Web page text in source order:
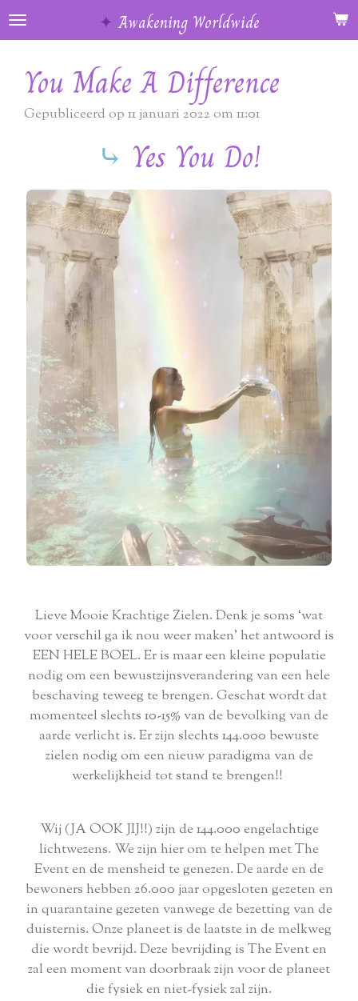
Ga
direct
hoofdinhoud
✦ Awakening Worldwide
You Make A Difference
Gepubliceerd op 11 januari 2022 om 11:01
⤷ Yes You Do!
Lieve Mooie Krachtige Zielen. Denk je soms ‘wat
voor verschil ga ik nou weer maken’ het antwoord is
EEN HELE BOEL. Er is maar een kleine populatie
nodig om een bewustzijnsverandering van een hele
beschaving teweeg te brengen. Geschat wordt dat
momenteel slechts 10-15% van de bevolking van de
aarde verlicht is. Er zijn slechts 144.000 bewuste
zielen nodig om een nieuw paradigma van de
werkelijkheid tot stand te brengen!!
Wij (JA OOK JIJ!!) zijn de 144.000 engelachtige
lichtwezens. We zijn hier om te helpen met The
Event en de mensheid te genezen. De aarde en de
bewoners hebben 26.000 jaar opgesloten gezeten en
in quarantaine gezeten vanwege de bezetting van de
duisternis. Onze planeet is de laatste in de melkweg
die wordt bevrijd. Deze bevrijding is The Event en
zal een moment van doorbraak zijn voor de planeet
die fysiek en niet-fysiek zal zijn.